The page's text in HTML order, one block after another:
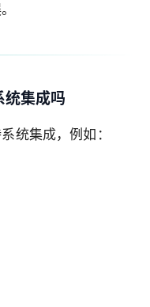
统集成吗
统集成，例如：